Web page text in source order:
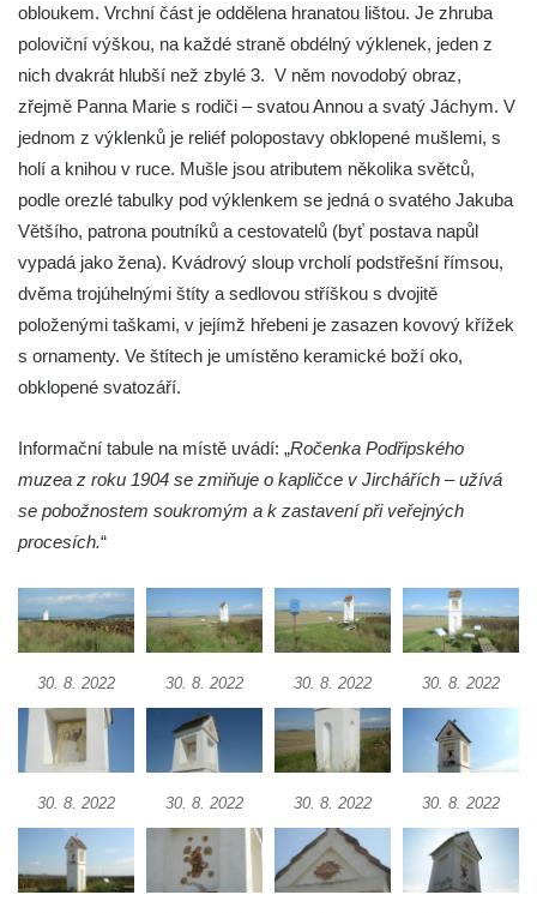
Křížová cesta Římov – XX. kaple – Svatá
Veronika potkává Ježíše a utírá mu do své
roušky pot z tváře
Křížová cesta Římov – XIX. kaple – Kristus
kříž nesoucí potkává Pannu Marii
Křížová cesta Římov – XVIII. kaple – Na
Ježíše vložen kříž
Křížová cesta Římov – XVII. kaple – Velký
Pilát
Křížová cesta Římov – XVI. kaple – U
Křížová cesta Římov – XV. kaple – Malý
Křížová cesta Římov – XIV. kaple – U
Kaifáše (U Děvečky)
Annáše (U Kaifáše)
Křížová cesta Římov – XII. kaple – Vodní
brána
Křížová cesta Římov – XI. kaple – Ježíš
haněn a tupen
Cedronu
Křížová cesta Římov – IX. kaple – U
chromého žida
obloukem. Vrchní část je oddělena hranatou lištou. Je zhruba
poloviční výškou, na každé straně obdélný výklenek, jeden z
nich dvakrát hlubší než zbylé 3. V něm novodobý obraz,
zřejmě Panna Marie s rodiči – svatou Annou a svatý Jáchym. V
jednom z výklenků je reliéf polopostavy obklopené mušlemi, s
holí a knihou v ruce. Mušle jsou atributem několika světců,
podle orezlé tabulky pod výklenkem se jedná o svatého Jakuba
Většího, patrona poutníků a cestovatelů (byť postava napůl
vypadá jako žena). Kvádrový sloup vrcholí podstřešní římsou,
dvěma trojúhelnými štíty a sedlovou stříškou s dvojitě
položenými taškami, v jejímž hřebeni je zasazen kovový křížek
s ornamenty. Ve štítech je umístěno keramické boží oko,
obklopené svatozáří.
Informační tabule na místě uvádí: „Ročenka Podřipského
muzea z roku 1904 se zmiňuje o kapličce v Jirchářích – užívá
se pobožnostem soukromým a k zastavení při veřejných
procesích.“
30. 8. 2022 30. 8. 2022 30. 8. 2022 30. 8. 2022
30. 8. 2022 30. 8. 2022 30. 8. 2022 30. 8. 2022